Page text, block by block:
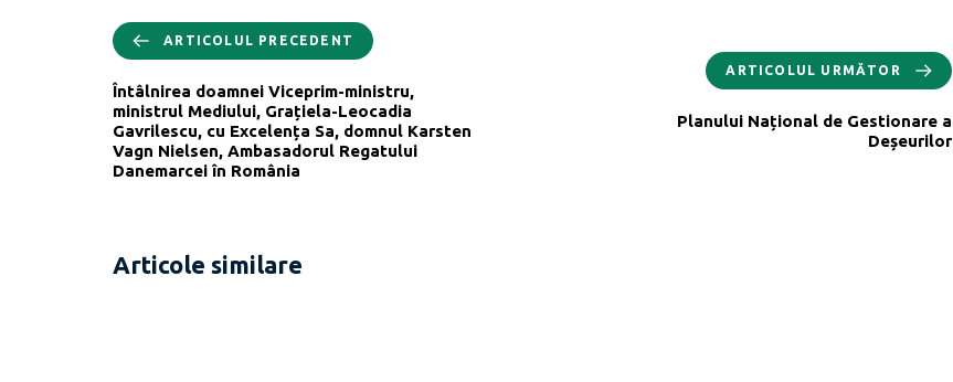
ARTICOLUL PRECEDENT
Întâlnirea doamnei Viceprim-ministru,
ministrul Mediului, Grațiela-Leocadia
Gavrilescu, cu Excelența Sa, domnul Karsten
Vagn Nielsen, Ambasadorul Regatului
Danemarcei în România
ARTICOLUL URMĂTOR
Planului Național de Gestionare a
Deșeurilor
Articole similare